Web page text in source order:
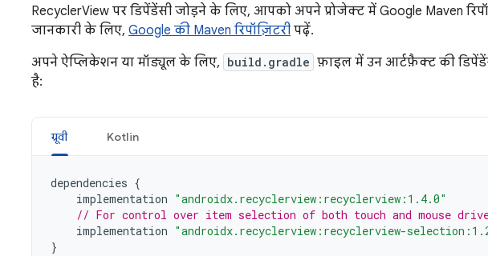
RecyclerView पर डिपेंडेंसी जोड़ने के लिए, आपको अपने प्रोजेक्ट में Google Maven
जानकारी के लिए, Google की Maven रिपॉज़िटरी पढ़ें.
अपने ऐप्लिकेशन या मॉड्यूल के लिए, build.gradle फ़ाइल में उन आर्टफ़ैक्ट की
है:
ग्रूवी Kotlin
dependencies {
implementation "androidx.recyclerview:recyclerview:1.4.0"
// For control over item selection of both touch and mouse
implementation "androidx.recyclerview:recyclerview-
}